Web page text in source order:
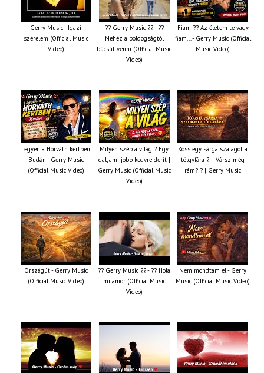
Gerry Music - Igazi
szerelem (Official Music
Video)
?? Gerry Music ?? - ??
Nehéz a boldogságtól
búcsút venni (Official Music
Video)
Fiam ?‍? Az életem te vagy
fiam... - Gerry Music (Official
Music Video)
Legyen a Horváth kertben
Budán - Gerry Music
(Official Music Video)
Milyen szép a világ ? Egy
dal, ami jobb kedvre derít |
Gerry Music (Official Music
Video)
Köss egy sárga szalagot a
tölgyfára ?️ – Vársz még
rám? ? | Gerry Music
Országút - Gerry Music
(Official Music Video)
?? Gerry Music ?? - ?? Hola
mi amor (Official Music
Video)
Nem mondtam el - Gerry
Music (Official Music Video)